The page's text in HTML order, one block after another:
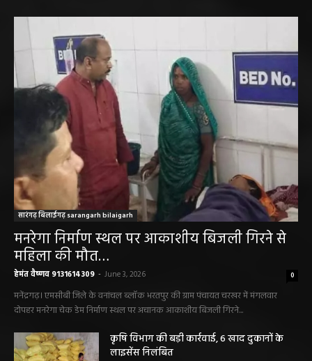
सारंगढ़ बिलाईगढ़ sarangarh bilaigarh
मनरेगा निर्माण स्थल पर आकाशीय बिजली गिरने से
महिला की मौत…
हेमंत वैष्णव 9131614309 - June 3, 2026 0
मनेंद्रगढ़। एमसीबी जिले के वनांचल ब्लॉक भरतपुर की ग्राम पंचायत चरखर में मंगलवार
दोपहर मनरेगा चेक डेम निर्माण स्थल पर अचानक आकाशीय बिजली गिरने...
कृषि विभाग की बड़ी कार्रवाई, 6 खाद दुकानों के
लाइसेंस निलंबित